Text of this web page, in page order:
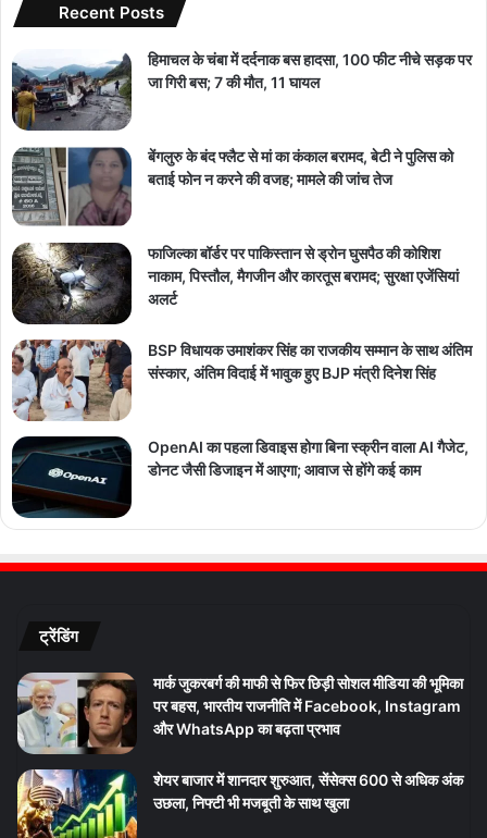
Recent Posts
हिमाचल के चंबा में दर्दनाक बस हादसा, 100 फीट नीचे सड़क पर
जा गिरी बस; 7 की मौत, 11 घायल
बेंगलुरु के बंद फ्लैट से मां का कंकाल बरामद, बेटी ने पुलिस को
बताई फोन न करने की वजह; मामले की जांच तेज
फाजिल्का बॉर्डर पर पाकिस्तान से ड्रोन घुसपैठ की कोशिश
नाकाम, पिस्तौल, मैगजीन और कारतूस बरामद; सुरक्षा एजेंसियां
अलर्ट
BSP विधायक उमाशंकर सिंह का राजकीय सम्मान के साथ अंतिम
संस्कार, अंतिम विदाई में भावुक हुए BJP मंत्री दिनेश सिंह
OpenAI का पहला डिवाइस होगा बिना स्क्रीन वाला AI गैजेट,
डोनट जैसी डिजाइन में आएगा; आवाज से होंगे कई काम
ट्रेंडिंग
मार्क जुकरबर्ग की माफी से फिर छिड़ी सोशल मीडिया की भूमिका
पर बहस, भारतीय राजनीति में Facebook, Instagram
और WhatsApp का बढ़ता प्रभाव
शेयर बाजार में शानदार शुरुआत, सेंसेक्स 600 से अधिक अंक
उछला, निफ्टी भी मजबूती के साथ खुला